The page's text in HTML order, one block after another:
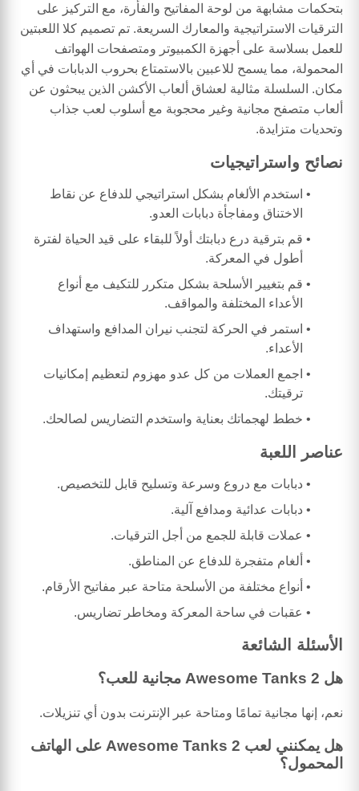
بتحكمات مشابهة من لوحة المفاتيح والفأرة، مع التركيز على
الترقيات الاستراتيجية والمعارك السريعة. تم تصميم كلا اللعبتين
للعمل بسلاسة على أجهزة الكمبيوتر ومتصفحات الهواتف
المحمولة، مما يسمح للاعبين بالاستمتاع بحروب الدبابات في أي
مكان. السلسلة مثالية لعشاق ألعاب الأكشن الذين يبحثون عن
ألعاب متصفح مجانية وغير محجوبة مع أسلوب لعب جذاب
وتحديات متزايدة.
نصائح واستراتيجيات
استخدم الألغام بشكل استراتيجي للدفاع عن نقاط
الاختناق ومفاجأة دبابات العدو.
قم بترقية درع دبابتك أولاً للبقاء على قيد الحياة لفترة
أطول في المعركة.
قم بتغيير الأسلحة بشكل متكرر للتكيف مع أنواع
الأعداء المختلفة والمواقف.
استمر في الحركة لتجنب نيران المدافع واستهداف
الأعداء.
اجمع العملات من كل عدو مهزوم لتعظيم إمكانيات
ترقيتك.
خطط لهجماتك بعناية واستخدم التضاريس لصالحك.
عناصر اللعبة
دبابات مع دروع وسرعة وتسليح قابل للتخصيص.
دبابات عدائية ومدافع آلية.
عملات قابلة للجمع من أجل الترقيات.
ألغام متفجرة للدفاع عن المناطق.
أنواع مختلفة من الأسلحة متاحة عبر مفاتيح الأرقام.
عقبات في ساحة المعركة ومخاطر تضاريس.
الأسئلة الشائعة
هل Awesome Tanks 2 مجانية للعب؟
نعم، إنها مجانية تمامًا ومتاحة عبر الإنترنت بدون أي تنزيلات.
هل يمكنني لعب Awesome Tanks 2 على الهاتف
المحمول؟